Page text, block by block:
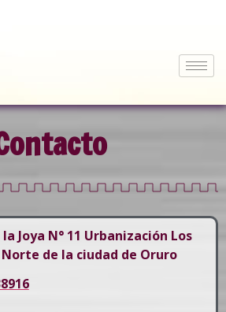
Joya N° 11 Urbanización Los
Norte de la ciudad de Oruro